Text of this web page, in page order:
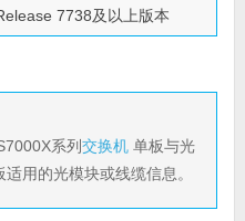
7738及以上版本
系列交换机单板与光
用的光模块或线缆信息。